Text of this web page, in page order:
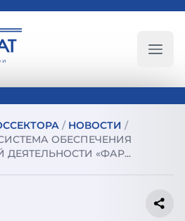
и
/ НОВОСТИ /
ОБЕСПЕЧЕНИЯ
«ФАР...